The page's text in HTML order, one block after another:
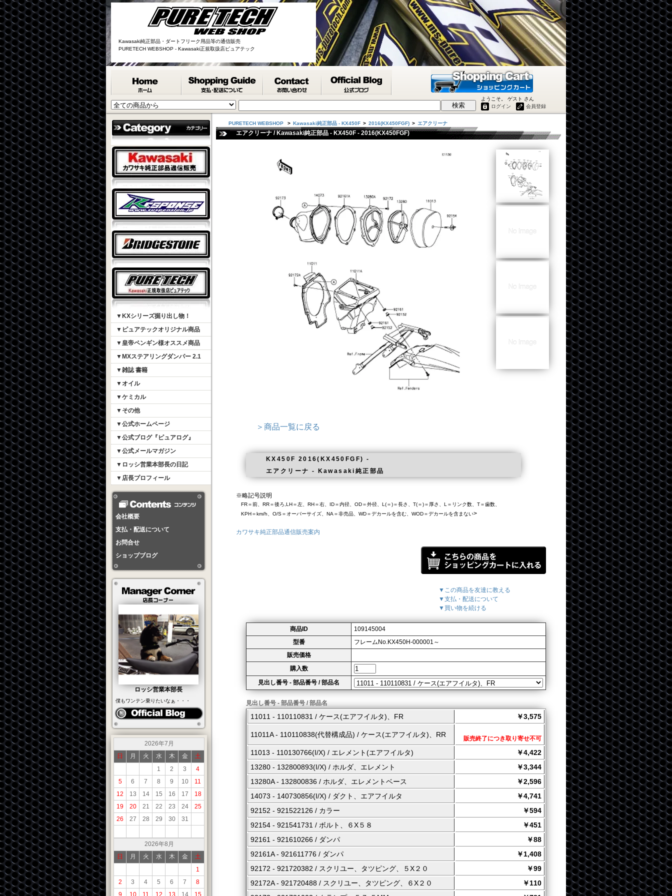
Kawasaki純正部品・ダートフリーク用品等の通信販売
PURETECH WEBSHOP - Kawasaki正規取扱店ピュアテック
検索
ようこそ。 ゲスト さん
ログイン
会員登録
▼KXシリーズ掘り出し物！
▼ピュアテックオリジナル商品
▼皇帝ペンギン様オススメ商品
▼MXステアリングダンパー 2.1
▼雑誌 書籍
▼オイル
▼ケミカル
▼その他
▼公式ホームページ
▼公式ブログ『ピュアログ』
▼公式メールマガジン
▼ロッシ営業本部長の日記
▼店長プロフィール
会社概要
支払・配送について
お問合せ
ショップブログ
ロッシ営業本部長
僕もワンテン乗りたいなぁ・・・
2026年7月
日
月 火 水 木 金
土
1
2 3
4
5
6 7 8 9 10
11
12
13 14 15 16 17
18
19
20 21 22 23 24
25
26
27 28 29 30 31
2026年8月
日
月 火 水 木 金
土
1
2
3 4 5 6 7
8
9
10 11 12 13 14 15
PURETECH WEBSHOP > Kawasaki純正部品 - KX450F > 2016(KX450FGF) > エアクリーナ
エアクリーナ / Kawasaki純正部品 - KX450F - 2016(KX450FGF)
＞商品一覧に戻る
KX450F 2016(KX450FGF) -
エアクリーナ - Kawasaki純正部品
※略記号説明
FR＝前、RR＝後ろ,LH＝左、RH＝右、ID＝内径、OD＝外径、L(＝)＝長さ、T(＝)＝厚さ、L＝リンク数、T＝歯数、
KPH＝km/h、O/S＝オーバーサイズ、NA＝非売品、WD＝デカールを含む、WOD＝デカールを含まない>
カワサキ純正部品通信販売案内
▼この商品を友達に教える
▼支払・配送について
▼買い物を続ける
商品ID
109145004
型番
フレームNo.KX450H-000001～
販売価格
購入数
見出し番号 - 部品番号 / 部品名
見出し番号 - 部品番号 / 部品名
11011 - 110110831 / ケース(エアフイルタ)、FR ￥3,575
11011A - 110110838(代替構成品) / ケース(エアフイルタ)、RR 販売終了につき取り寄せ不可
11013 - 110130766(I/X) / エレメント(エアフイルタ)
￥4,422
13280 - 132800893(I/X) / ホルダ、エレメント
￥3,344
13280A - 132800836 / ホルダ、エレメントベース
￥2,596
14073 - 140730856(I/X) / ダクト、エアフイルタ
￥4,741
92152 - 921522126 / カラー
￥594
92154 - 921541731 / ボルト、６X５８
￥451
92161 - 921610266 / ダンパ
￥88
92161A - 921611776 / ダンパ
￥1,408
92172 - 921720382 / スクリユー、タツピング、５X２０
￥99
92172A - 921720488 / スクリユー、タツピング、６X２０
￥110